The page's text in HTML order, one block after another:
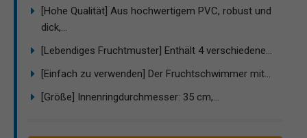
[Hohe Qualität] Aus hochwertigem PVC, robust und
dick,...
[Lebendiges Fruchtmuster] Enthält 4 verschiedene...
[Einfach zu verwenden] Der Fruchtschwimmer mit...
[Größe] Innenringdurchmesser: 35 cm,...